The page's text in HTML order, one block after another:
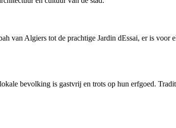
van Algiers tot de prachtige Jardin dEssai, er is voor
bevolking is gastvrij en trots op hun erfgoed.